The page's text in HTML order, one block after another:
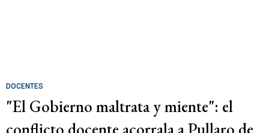
DOCENTES
"El Gobierno maltrata y miente": el